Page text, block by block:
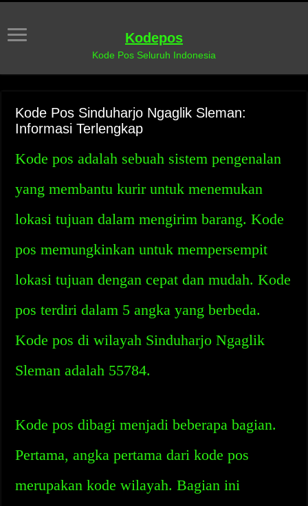
Kodepos
Kode Pos Seluruh Indonesia
Kode Pos Sinduharjo Ngaglik Sleman:
Informasi Terlengkap
Kode pos adalah sebuah sistem pengenalan
yang membantu kurir untuk menemukan
lokasi tujuan dalam mengirim barang. Kode
pos memungkinkan untuk mempersempit
lokasi tujuan dengan cepat dan mudah. Kode
pos terdiri dalam 5 angka yang berbeda.
Kode pos di wilayah Sinduharjo Ngaglik
Sleman adalah 55784.
Kode pos dibagi menjadi beberapa bagian.
Pertama, angka pertama dari kode pos
merupakan kode wilayah. Bagian ini